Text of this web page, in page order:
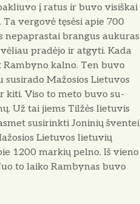
į ratus ir buvo visiškai
vergovė tęsėsi apie 700
brangus aukuras
pradėjo ir atgyti. Kada
kalno. Ten buvo
Mažosios Lietuvos
kiti. Viso to meto buvo su­
Už tai jiems Tilžės lie­tuvis
susirinkti Joninių šventei
Lietuvos lietuvių
1200 markių pelno. Iš vieno
to laiko Rambynas buvo